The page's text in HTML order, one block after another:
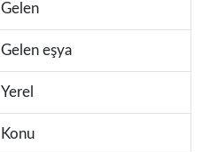
Gelen
Gelen eşya
Yerel
Konu